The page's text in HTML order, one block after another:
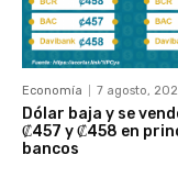
Economía 7 agosto,
Dólar baja y se
₡457 y ₡458 en
bancos